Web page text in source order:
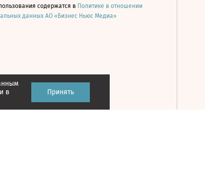
в
Принять
содержатся в Политике в отношении
данных АО «Бизнес Ньюс Медиа»